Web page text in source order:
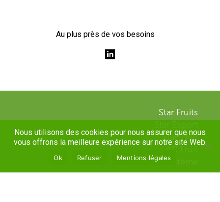
Au plus près de vos besoins
Star Fruits
Star PMP
AC Fruit
Eurostème
Nous utilisons des cookies pour nous assurer que nous
vous offrons la meilleure expérience sur notre site Web.
Ok Refuser Mentions légales